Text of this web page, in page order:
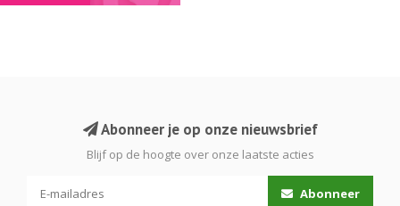
Abonneer je op onze nieuwsbrief
Blijf op de hoogte over onze laatste acties
Abonneer